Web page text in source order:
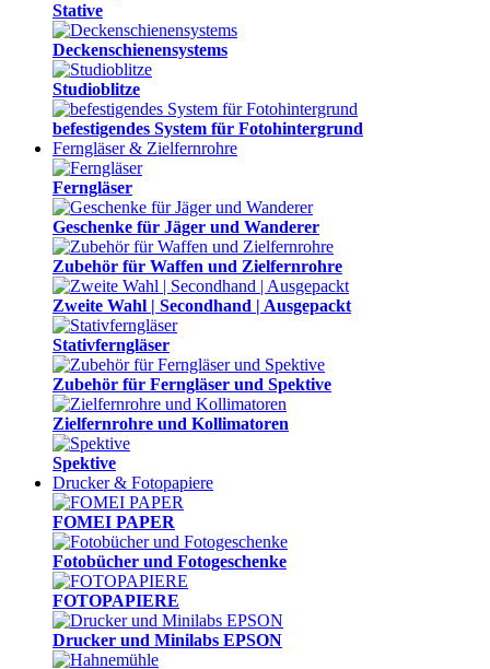
Stative
Deckenschienensystems
Studioblitze
befestigendes System für Fotohintergrund
Ferngläser & Zielfernrohre
Ferngläser
Geschenke für Jäger und Wanderer
Zubehör für Waffen und Zielfernrohre
Zweite Wahl | Secondhand | Ausgepackt
Stativferngläser
Zubehör für Ferngläser und Spektive
Zielfernrohre und Kollimatoren
Spektive
Drucker & Fotopapiere
FOMEI PAPER
Fotobücher und Fotogeschenke
FOTOPAPIERE
Drucker und Minilabs EPSON